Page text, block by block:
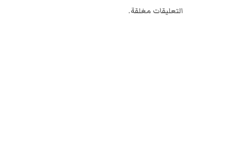
التعليقات مغلقة.